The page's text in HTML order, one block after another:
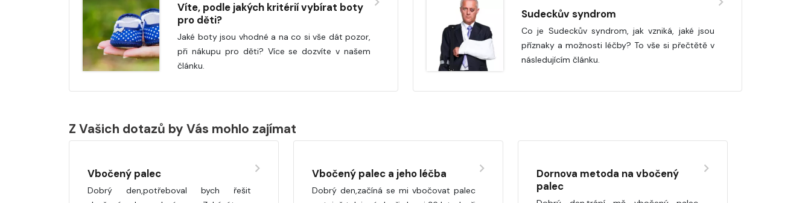
Víte, podle jakých kritérií vybírat boty
pro děti?
Jaké boty jsou vhodné a na co si vše dát pozor,
při nákupu pro děti? Více se dozvíte v našem
článku.
Sudeckův syndrom
Co je Sudeckův syndrom, jak vzniká, jaké jsou
příznaky a možnosti léčby? To vše si přečtětě v
následujícím článku.
Z Vašich dotazů by Vás mohlo zajímat
Vbočený palec
Dobrý den,potřeboval bych řešit
Vbočený palec a jeho léčba
Dobrý den,začíná se mi vbočovat palec
Dornova metoda na vbočený
palec